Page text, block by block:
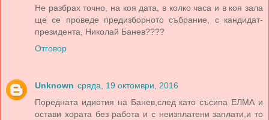
Не разбрах точно, на коя дата, в колко часа и в коя зала
ще се проведе предизборното събрание, с кандидат-
президента, Николай Банев????
Отговор
Unknown сряда, 19 октомври, 2016
Поредната идиотия на Банев,след като съсипа ЕЛМА и
остави хората без работа и с неизплатени заплати,и то